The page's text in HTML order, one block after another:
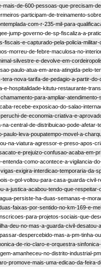
de-600-pessoas-que-precisam-
participam-de-treinamento-
com-r-235-mil-para-
jump-governo-de-sp-fiscaliza-a-
fiscais-e-capturado-pela-policia-
morreu-de-febre-maculosa-no-
silvestre-e-devolve-em-
paulo-atua-em-area-atingida-pelo-
nova-tarifa-de-pedagio-a-partir-do-
hospitalidade-kitutu-restaurante-
para-ampliar-
recebe-exposicao-do-salao-
de-economia-criativa-e-
central-de-distribuicao-pode-
leva-poupatempo-movel-a-
na-viatura-agressor-e-preso-apos-
e-prejuizo-confusao-acaba-em-
como-acontece-a-vigilancia-
exigira-interdicao-temporaria-da-
o-gol-voltou-para-casa-guarda-
a-justica-acabou-tendo-que-respeitar-
persiste-ha-duas-semanas-e-
faixas-por-sentido-no-km-169-e-
para-projetos-sociais-que-
deu-no-mas-a-guarda-civil-
despercebido-mas-a-pm-tinha-
de-rio-claro-e-orquestra-
amanheceu-no-distrito-industrial-
promove-mais-uma-edicao-da-feira-